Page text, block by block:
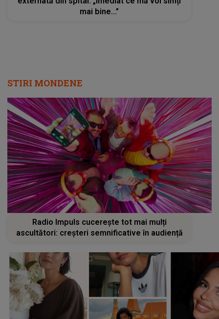
mai bine...”
STIRI MONDENE
Radio Impuls cucerește tot mai mulți
ascultători: creșteri semnificative în audiență